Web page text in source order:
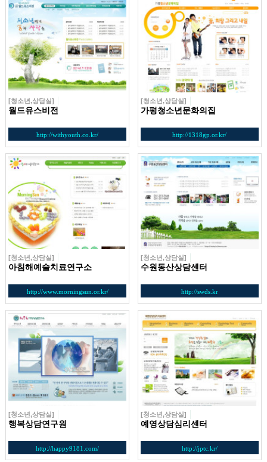
[청소년,상담실]
월드유스비전
http://withyouth.co.kr/
[청소년,상담실]
가평청소년문화의집
http://1318gp.or.kr/
[청소년,상담실]
아침해예술치료연구소
http://www.morningsun.or.kr/
[청소년,상담실]
수원동산상담센터
http://swds.kr
[청소년,상담실]
행복상담연구원
http://happy9181.com/
[청소년,상담실]
예영상담심리센터
http://jptc.kr/